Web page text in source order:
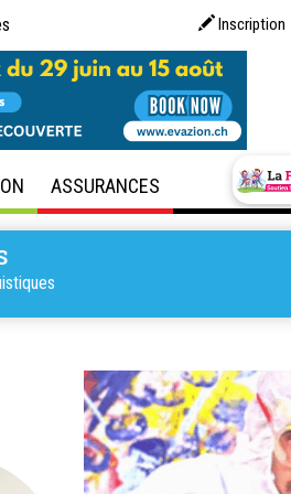
Inscription
ASSURANCES